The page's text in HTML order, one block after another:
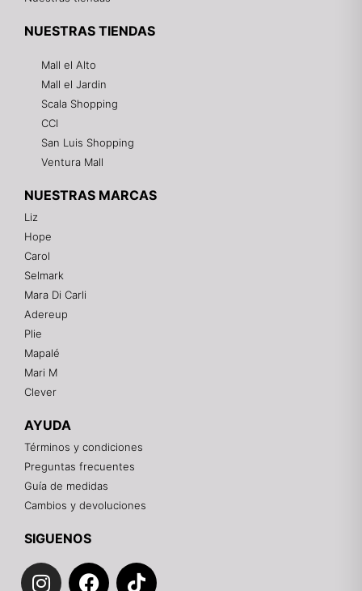
NUESTRAS TIENDAS
Mall el Alto
Mall el Jardin
Scala Shopping
CCI
San Luis Shopping
Ventura Mall
NUESTRAS MARCAS
Liz
Hope
Carol
Selmark
Mara Di Carli
Adereup
Plie
Mapalé
Mari M
Clever
AYUDA
Términos y condiciones
Preguntas frecuentes
Guía de medidas
Cambios y devoluciones
SIGUENOS
I
F
T
¡Hola! 👋
Gracias por visitarnos. Te asesoramos
personalmente con tu compra: tallas, envíos y
pagos.
Recuerda: 10% de descuento en tu primera compra
Contáctanos por el canal que prefieras 💕
WhatsApp
Instagram
Teléfono